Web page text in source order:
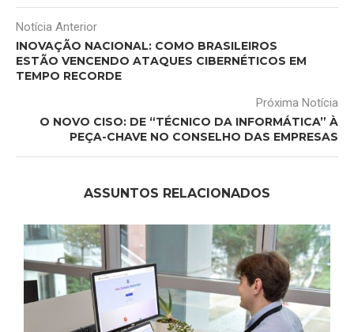
Notícia Anterior
INOVAÇÃO NACIONAL: COMO BRASILEIROS
ESTÃO VENCENDO ATAQUES CIBERNÉTICOS EM
TEMPO RECORDE
Próxima Notícia
O NOVO CISO: DE “TÉCNICO DA INFORMÁTICA” À
PEÇA-CHAVE NO CONSELHO DAS EMPRESAS
ASSUNTOS RELACIONADOS